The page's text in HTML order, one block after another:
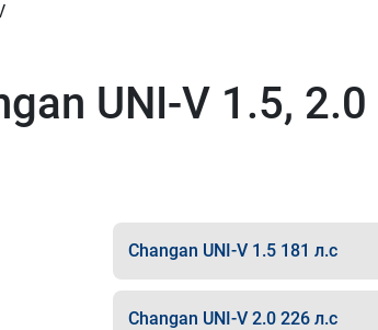
UNI-V 1.5, 2.0
Changan UNI-V 1.5 181 л.с
Changan UNI-V 2.0 226 л.с